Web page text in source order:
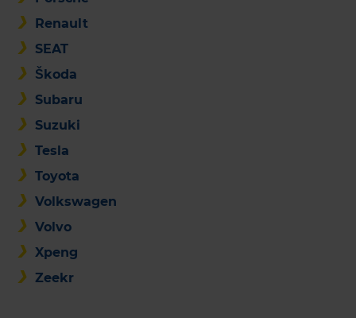
Renault
SEAT
Škoda
Subaru
Suzuki
Tesla
Toyota
Volkswagen
Volvo
Xpeng
Zeekr